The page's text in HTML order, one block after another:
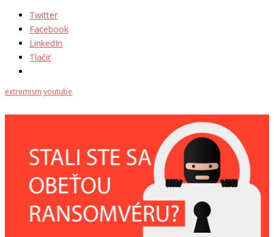
Twitter
Facebook
LinkedIn
Tlačiť
extremism youtube